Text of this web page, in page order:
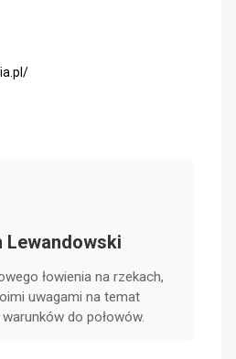
Lewandowski
łowienia na rzekach,
uwagami na temat
do połowów.